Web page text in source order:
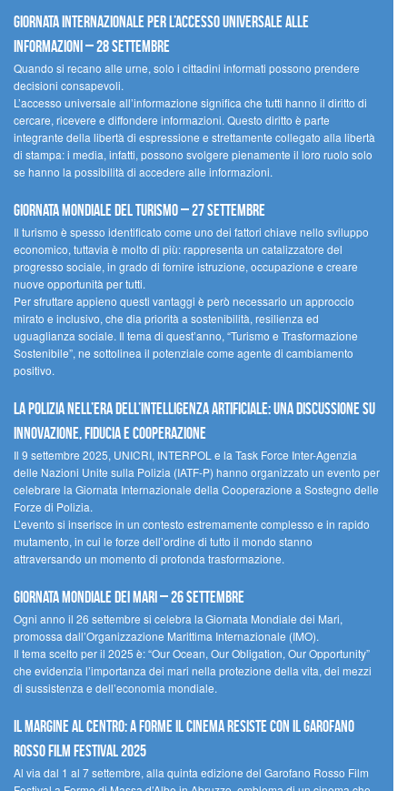
Giornata internazionale per l’accesso universale alle
informazioni – 28 settembre
Quando si recano alle urne, solo i cittadini informati possono prendere
decisioni consapevoli.
L’accesso universale all’informazione significa che tutti hanno il diritto di
cercare, ricevere e diffondere informazioni. Questo diritto è parte
integrante della libertà di espressione e strettamente collegato alla libertà
di stampa: i media, infatti, possono svolgere pienamente il loro ruolo solo
se hanno la possibilità di accedere alle informazioni.
Giornata mondiale del turismo – 27 settembre
Il turismo è spesso identificato come uno dei fattori chiave nello sviluppo
economico, tuttavia è molto di più: rappresenta un catalizzatore del
progresso sociale, in grado di fornire istruzione, occupazione e creare
nuove opportunità per tutti.
Per sfruttare appieno questi vantaggi è però necessario un approccio
mirato e inclusivo, che dia priorità a sostenibilità, resilienza ed
uguaglianza sociale. Il tema di quest’anno, “Turismo e Trasformazione
Sostenibile”, ne sottolinea il potenziale come agente di cambiamento
positivo.
La polizia nell’era dell’Intelligenza Artificiale: una discussione su
innovazione, fiducia e cooperazione
Il 9 settembre 2025, UNICRI, INTERPOL e la Task Force Inter-Agenzia
delle Nazioni Unite sulla Polizia (IATF-P) hanno organizzato un evento per
celebrare la Giornata Internazionale della Cooperazione a Sostegno delle
Forze di Polizia.
L’evento si inserisce in un contesto estremamente complesso e in rapido
mutamento, in cui le forze dell’ordine di tutto il mondo stanno
attraversando un momento di profonda trasformazione.
Giornata Mondiale dei Mari – 26 settembre
Ogni anno il 26 settembre si celebra la Giornata Mondiale dei Mari,
promossa dall’Organizzazione Marittima Internazionale (IMO).
Il tema scelto per il 2025 è: “Our Ocean, Our Obligation, Our Opportunity”
che evidenzia l’importanza dei mari nella protezione della vita, dei mezzi
di sussistenza e dell’economia mondiale.
Il margine al centro: a Forme il cinema resiste con il Garofano
Rosso Film Festival 2025
Al via dal 1 al 7 settembre, alla quinta edizione del Garofano Rosso Film